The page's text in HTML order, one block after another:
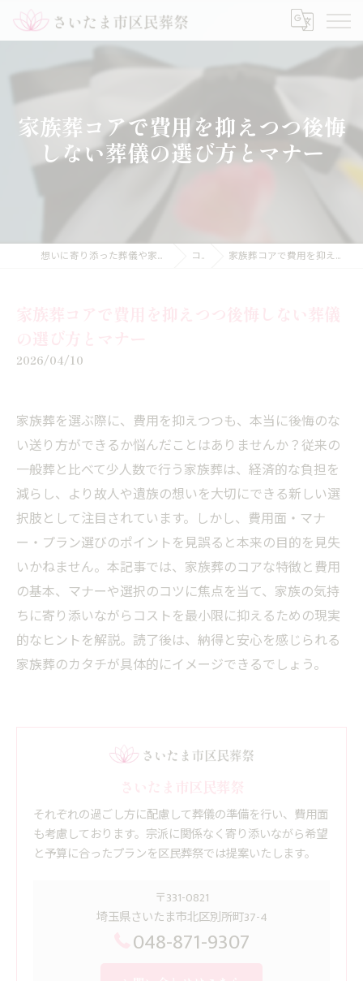
家族葬コアで費用を抑えつつ後悔
しない葬儀の選び方とマナー
想いに寄り添った葬儀や家族葬のことなら【さいたま市区民葬祭】 コラム 家族葬コアで費用を抑えつつ後悔しない葬儀の選び方とマナー
2026/04/10
家族葬を選ぶ際に、費用を抑えつつも、本当に後悔のな
い送り方ができるか悩んだことはありませんか？従来の
一般葬と比べて少人数で行う家族葬は、経済的な負担を
減らし、より故人や遺族の想いを大切にできる新しい選
択肢として注目されています。しかし、費用面・マナ
ー・プラン選びのポイントを見誤ると本来の目的を見失
いかねません。本記事では、家族葬のコアな特徴と費用
の基本、マナーや選択のコツに焦点を当て、家族の気持
ちに寄り添いながらコストを最小限に抑えるための現実
的なヒントを解説。読了後は、納得と安心を感じられる
家族葬のカタチが具体的にイメージできるでしょう。
それぞれの過ごし方に配慮して葬儀の準備を行い、費用面
も考慮しております。宗派に関係なく寄り添いながら希望
と予算に合ったプランを区民葬祭では提案いたします。
〒331-0821
埼玉県さいたま市北区別所町37-4
048-871-9307